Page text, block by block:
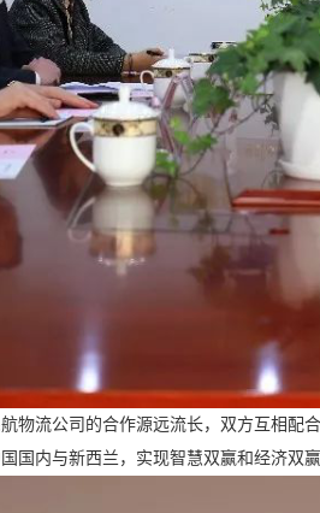
物流公司的合作源远流长，双方互相
国内与新西兰，实现智慧双赢和经济双